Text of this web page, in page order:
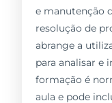
e manutenção
resolução de
abrange a
para analisar e
formação é
aula e pode